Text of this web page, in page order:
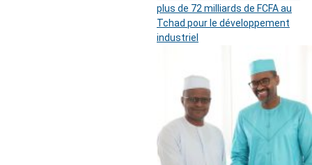
plus de 72 milliards de FCFA au
Tchad pour le développement
industriel